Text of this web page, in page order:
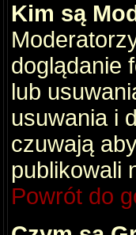
Kim są
doglądanie
lub
usuwania i
czuwają
publikowali
Powrót do